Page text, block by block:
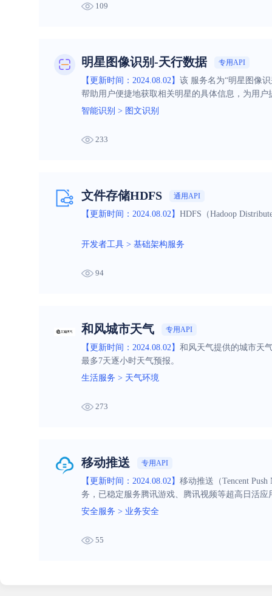
109
明星图像识别-天行数据 专用API
【更新时间：2024.08.02】 该 服务名为“明星图像
帮助用户便捷地获取相关明星的具体信息，为用
智能识别 > 图文识别
233
文件存储HDFS 通用API
【更新时间：2024.08.02】 HDFS（Hadoop
开发者工具 > 基础架构服务
94
和风城市天气 专用API
【更新时间：2024.08.02】 和风天气提供的城市天
最多7天逐小时天气预报。
生活服务 > 天气环境
273
移动推送 专用API
【更新时间：2024.08.02】 移动推送（Tencent
务，已稳定服务腾讯游戏、腾讯视频等超高日活
安全服务 > 业务安全
55